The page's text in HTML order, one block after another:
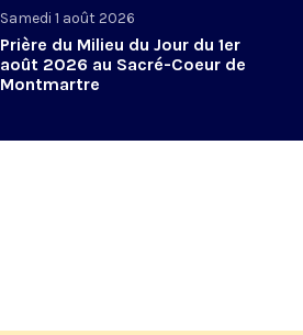
Samedi 1 août 2026
Prière du Milieu du Jour du 1er
août 2026 au Sacré-Coeur de
Montmartre